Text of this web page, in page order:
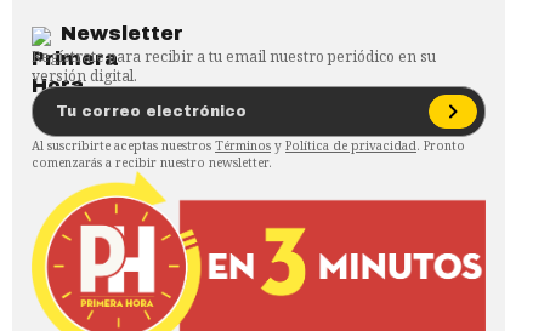
Newsletter
Regístrate para recibir a tu email nuestro periódico en su
versión digital.
Al suscribirte aceptas nuestros Términos y Política de privacidad. Pronto
comenzarás a recibir nuestro newsletter.